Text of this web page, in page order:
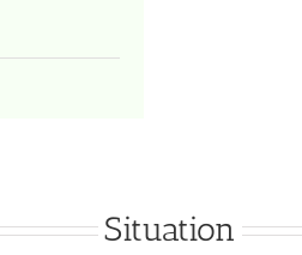
Situation